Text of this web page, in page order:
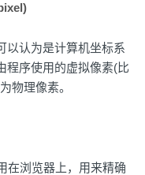
以认为是计算机坐标系
程序使用的虚拟像素(比
物理像素。
在浏览器上，用来精确